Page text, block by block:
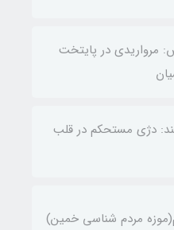
مرواریدی در پایتخت
دژی مستحکم در قلب
مردم شناسی خمین)